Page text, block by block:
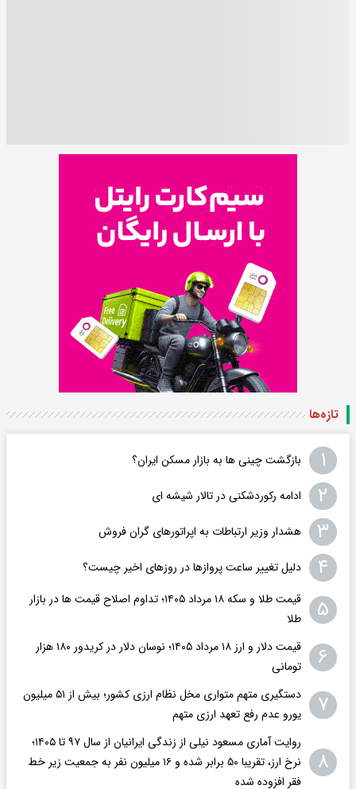
تازه‌ها
۱ بازگشت چینی ها به بازار مسکن ایران؟
۲ ادامه رکوردشکنی در تالار شیشه ای
۳ هشدار وزیر ارتباطات به اپراتورهای گران فروش
۴ دلیل تغییر ساعت پروازها در روزهای اخیر چیست؟
۵
قیمت طلا و سکه ۱۸ مرداد ۱۴۰۵؛ تداوم اصلاح قیمت ها در بازار
طلا
۶
قیمت دلار و ارز ۱۸ مرداد ۱۴۰۵​؛ نوسان دلار در کریدور ۱۸۰ هزار
تومانی
۷
دستگیری متهم متواری مخل نظام ارزی کشور؛ بیش از ۵۱ میلیون
یورو عدم رفع تعهد ارزی متهم
۸
روایت آماری مسعود نیلی از زندگی ایرانیان از سال ۹۷ تا ۱۴۰۵؛
نرخ ارز، تقریبا ۵۰ برابر شده و ۱۶ میلیون نفر به جمعیت زیر خط
فقر افزوده شده